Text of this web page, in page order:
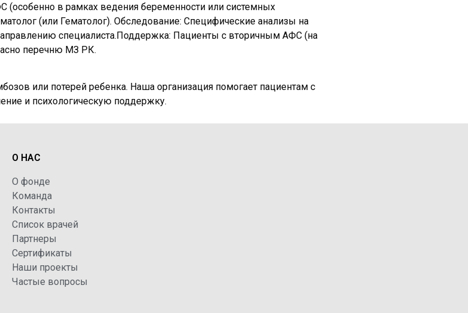
(особенно в рамках ведения беременности или системных
(или Гематолог). Обследование: Специфические анализы на
специалиста.Поддержка: Пациенты с вторичным АФС (на
перечню МЗ РК.
или потерей ребенка. Наша организация помогает пациентам с
и психологическую поддержку.
О НАС
О фонде
Команда
Контакты
Список врачей
Партнеры
Сертификаты
Наши проекты
Частые вопросы